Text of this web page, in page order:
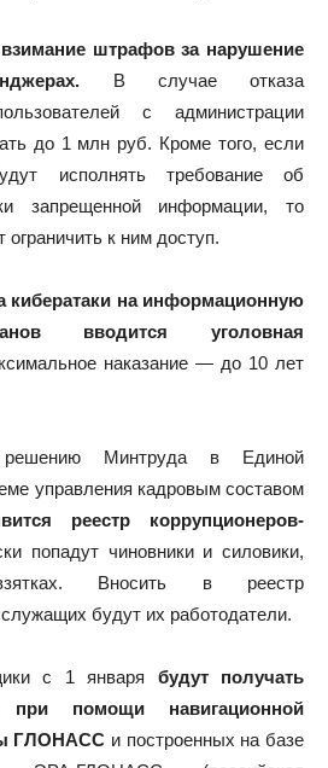
взимание штрафов за нарушение
В случае отказа
с администрации
до 1 млн руб. Кроме того, если
исполнять требование об
запрещенной информации, то
ограничить к ним доступ.
кибератаки на информационную
вводится уголовная
наказание — до 10 лет
Минтруда в Единой
управления кадровым составом
реестр коррупционеров-
попадут чиновники и силовики,
Вносить в реестр
будут их работодатели.
с 1 января будут получать
помощи навигационной
ГЛОНАСС и построенных на базе